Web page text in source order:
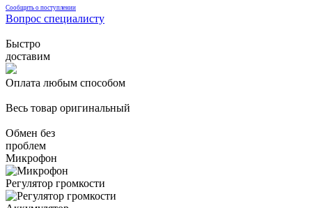
Сообщить о поступлении
Вопрос специалисту
Быстро
доставим
Оплата любым способом
Весь товар оригинальный
Обмен без
проблем
Микрофон
Регулятор громкости